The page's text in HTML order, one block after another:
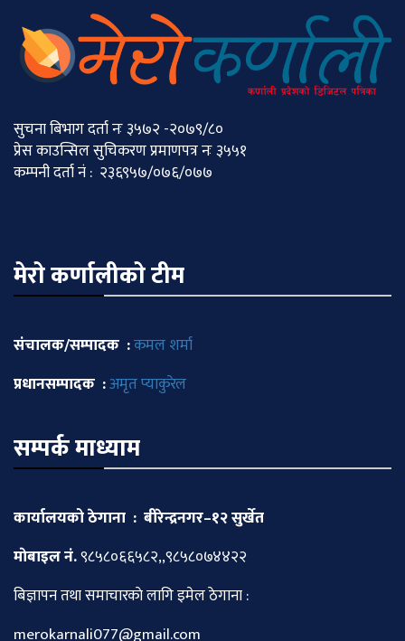
सुचना बिभाग दर्ता नः ३५७२ -२०७९/८०
प्रेस काउन्सिल सुचिकरण प्रमाणपत्र नः ३५५१
कम्पनी दर्ता नं : २३६९५७/०७६/०७७
मेराे कर्णालीकाे टीम
संचालक/सम्पादक :कमल शर्मा
प्रधानसम्पादक :अमृत प्याकुरेल
सम्पर्क माध्याम
कार्यालयको ठेगाना : बीरेन्द्रनगर–१२ सुर्खेत
माेबाइल नं.९८५८०६६५८२,,९८५८०७४४२२
बिज्ञापन तथा समाचारकाे लागि इमेल ठेगाना :
merokarnali077@gmail.com